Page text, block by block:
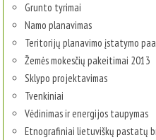
Grunto tyrimai
Namo planavimas
Teritorijų planavimo įstatymo
Žemės mokesčių pakeitimai 2013
Sklypo projektavimas
Tvenkiniai
Vėdinimas ir energijos taupymas
Etnografiniai lietuviškų pastatų